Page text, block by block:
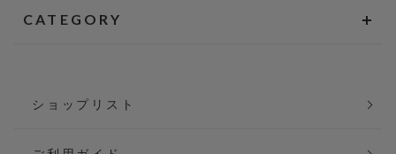
CATEGORY
ショップリスト